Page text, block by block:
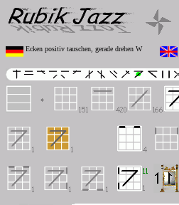
Ecken positiv tauschen, gerade drehen W